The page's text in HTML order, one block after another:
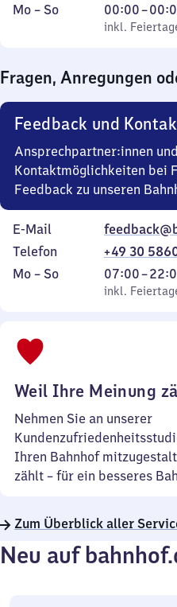
Montag
Mo – So,
inkl. Feiertage
00:00–
Von
0
0
Uhr
inkl.
Fragen, Anregungen
Feedback und
Ansprechpartner:innen und
Kontaktmöglichkeiten bei
Feedback zu unseren
E-Mail
Telefon
+49 30
Montag
Mo – So,
inkl. Feiertage
07:00–
Von
7
inkl.
Weil Ihre Meinung
Nehmen Sie an unserer
Ihren Bahnhof
zählt – für ein besseres
Zum Überblick aller
Neu auf